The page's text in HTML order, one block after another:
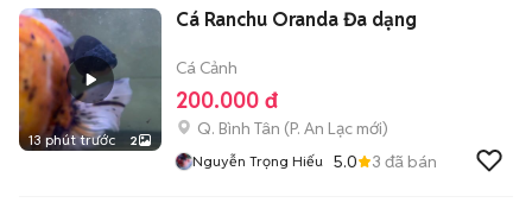
13 phút trước 2
Cá Ranchu Oranda Đa dạng
Cá Cảnh
200.000 đ
Q. Bình Tân (P. An Lạc mới)
Nguyễn Trọng Hiếu 5.0 3 đã bán